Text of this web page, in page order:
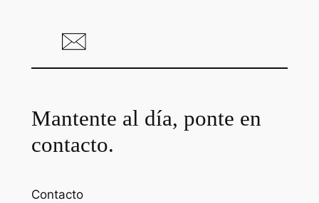
Mantente al día, ponte en
contacto.
Contacto